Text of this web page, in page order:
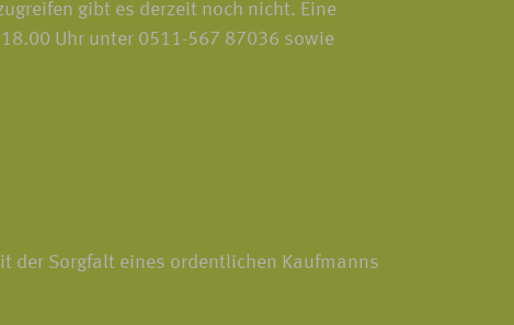
gibt es derzeit noch nicht. Eine
Uhr unter 0511-567 87036 sowie
der Sorgfalt eines ordentlichen Kaufmanns